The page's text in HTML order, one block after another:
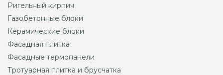
Ригельный кирпич
Газобетонные блоки
Керамические блоки
Фасадная плитка
Фасадные термопанели
Тротуарная плитка и брусчатка